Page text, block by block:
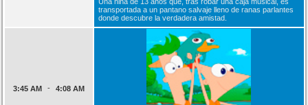
transportada a un pantano salvaje lleno de ranas parlantes
donde descubre la verdadera amistad.
3:45 AM - 4:08 AM